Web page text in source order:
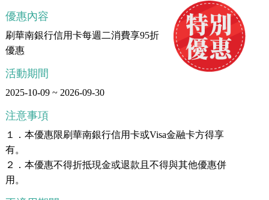
優惠內容
刷華南銀行信用卡每週二消費享95折
優惠
活動期間
2025-10-09 ~ 2026-09-30
注意事項
１．本優惠限刷華南銀行信用卡或Visa金融卡方得享
有。
２．本優惠不得折抵現金或退款且不得與其他優惠併
用。